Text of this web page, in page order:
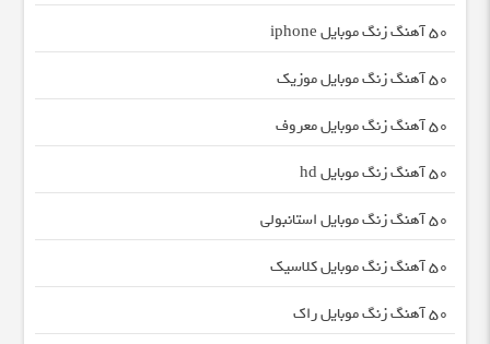
50 آهنگ زنگ موبایل iphone
50 آهنگ زنگ موبایل موزیک
50 آهنگ زنگ موبایل معروف
50 آهنگ زنگ موبایل hd
50 آهنگ زنگ موبایل استانبولی
50 آهنگ زنگ موبایل کلاسیک
50 آهنگ زنگ موبایل راک